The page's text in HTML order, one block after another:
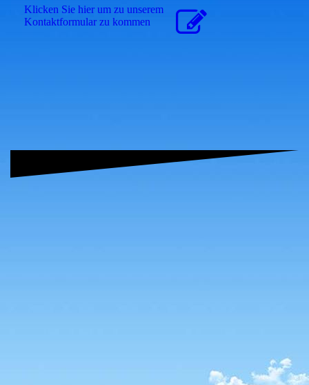
Klicken Sie hier um zu unserem
Kon­takt­for­mu­lar zu kommen